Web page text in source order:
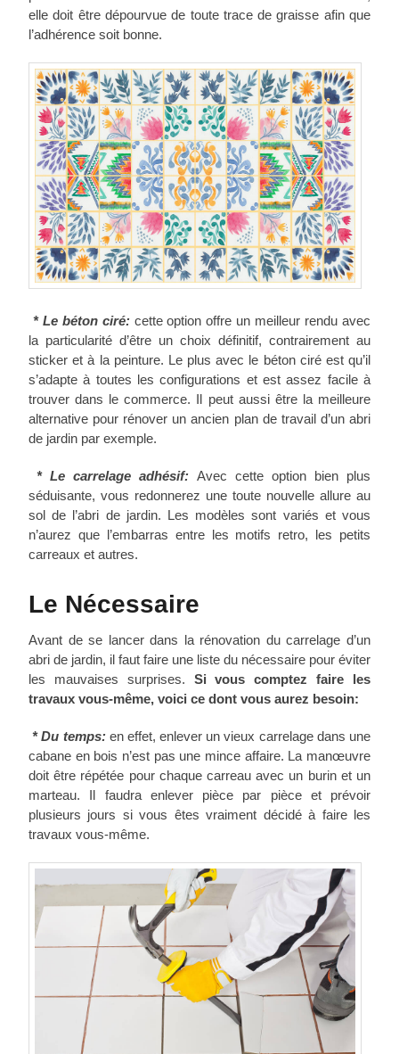
elle doit être dépourvue de toute trace de graisse afin que
l’adhérence soit bonne.
* Le béton ciré:cette option offre un meilleur rendu avec
la particularité d’être un choix définitif, contrairement au
sticker et à la peinture. Le plus avec le béton ciré est qu’il
s’adapte à toutes les configurations et est assez facile à
trouver dans le commerce. Il peut aussi être la meilleure
alternative pour rénover un ancien plan de travail d’un abri
de jardin par exemple.
*Le carrelage adhésif: Avec cette option bien plus
séduisante, vous redonnerez une toute nouvelle allure au
sol de l’abri de jardin. Les modèles sont variés et vous
n’aurez que l’embarras entre les motifs retro, les petits
carreaux et autres.
Le Nécessaire
Avant de se lancer dans la rénovation du carrelage d’un
abri de jardin, il faut faire une liste du nécessaire pour éviter
les mauvaises surprises. Si vous comptez faire les
travaux vous-même, voici ce dont vous aurez besoin:
* Du temps:en effet, enlever un vieux carrelage dans une
cabane en bois n’est pas une mince affaire. La manœuvre
doit être répétée pour chaque carreau avec un burin et un
marteau. Il faudra enlever pièce par pièce et prévoir
plusieurs jours si vous êtes vraiment décidé à faire les
travaux vous-même.